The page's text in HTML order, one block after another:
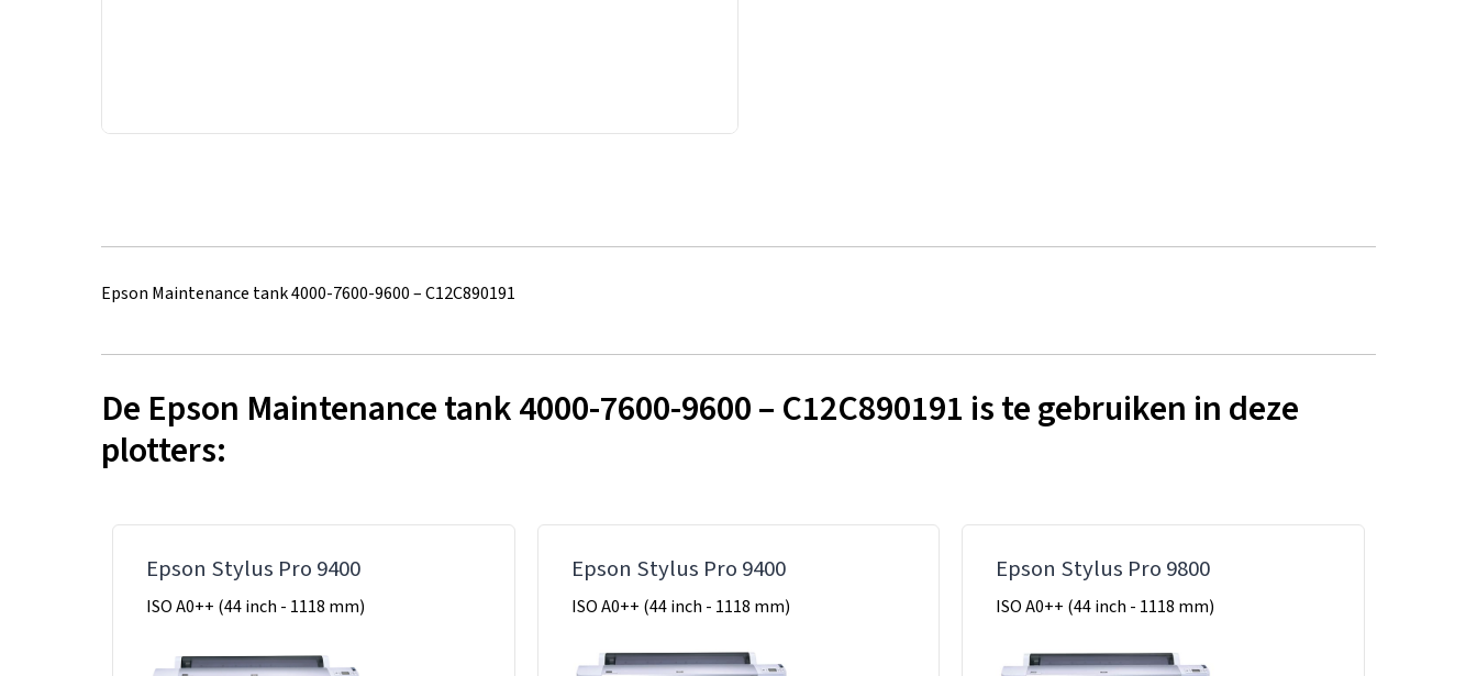
Epson Maintenance tank 4000-7600-9600 – C12C890191
De Epson Maintenance tank 4000-7600-9600 – C12C890191 is te gebruiken in deze
plotters:
Epson Stylus Pro 9400
ISO A0++ (44 inch - 1118 mm)
Epson Stylus Pro 9400
ISO A0++ (44 inch - 1118 mm)
Epson Stylus Pro 9800
ISO A0++ (44 inch - 1118 mm)